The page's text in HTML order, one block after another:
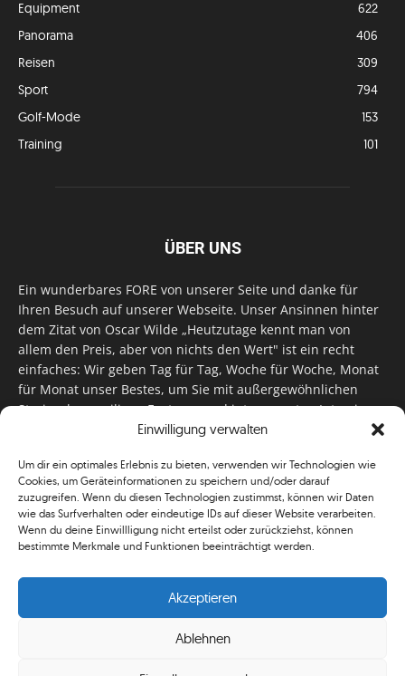
Einwilligung verwalten
Um dir ein optimales Erlebnis zu bieten, verwenden wir Technologien wie
Cookies, um Geräteinformationen zu speichern und/oder darauf
zuzugreifen. Wenn du diesen Technologien zustimmst, können wir Daten
wie das Surfverhalten oder eindeutige IDs auf dieser Website verarbeiten.
Wenn du deine Einwillligung nicht erteilst oder zurückziehst, können
bestimmte Merkmale und Funktionen beeinträchtigt werden.
Akzeptieren
Ablehnen
Equipment
622
Panorama
406
Reisen
309
Sport
794
Golf-Mode
153
Training
101
ÜBER UNS
Ein wunderbares FORE von unserer Seite und danke für
Ihren Besuch auf unserer Webseite. Unser Ansinnen hinter
dem Zitat von Oscar Wilde „Heutzutage kennt man von
allem den Preis, aber von nichts den Wert" ist ein recht
einfaches: Wir geben Tag für Tag, Woche für Woche, Monat
für Monat unser Bestes, um Sie mit außergewöhnlichen
Stories, kurzweiligen Features und interessanten Interviews
zu versorgen. Im Magazin, auf unserer Website & auf
klassischen Wortsinn nicht nur Anerkennung!
© Simplygolf